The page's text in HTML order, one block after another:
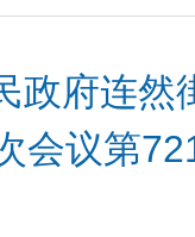
政府连然
会议第